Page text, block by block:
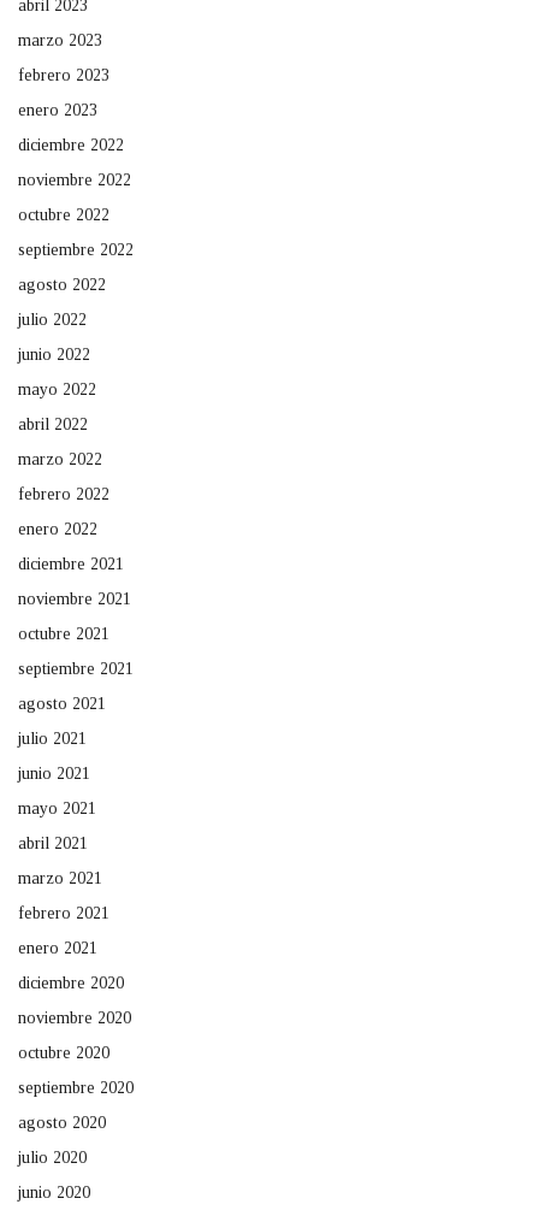
abril 2023
marzo 2023
febrero 2023
enero 2023
diciembre 2022
noviembre 2022
octubre 2022
septiembre 2022
agosto 2022
julio 2022
junio 2022
mayo 2022
abril 2022
marzo 2022
febrero 2022
enero 2022
diciembre 2021
noviembre 2021
octubre 2021
septiembre 2021
agosto 2021
julio 2021
junio 2021
mayo 2021
abril 2021
marzo 2021
febrero 2021
enero 2021
diciembre 2020
noviembre 2020
octubre 2020
septiembre 2020
agosto 2020
julio 2020
junio 2020